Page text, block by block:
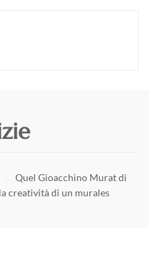
Quel Gioacchino Murat di
creatività di un murales